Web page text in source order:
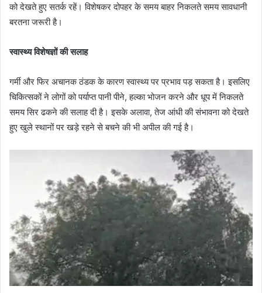
को देखते हुए सतर्क रहें। विशेषकर दोपहर के समय बाहर निकलते समय सावधानी
बरतना जरूरी है।
स्वास्थ्य विशेषज्ञों की सलाह
गर्मी और फिर अचानक ठंडक के कारण स्वास्थ्य पर प्रभाव पड़ सकता है। इसलिए
चिकित्सकों ने लोगों को पर्याप्त पानी पीने, हल्का भोजन करने और धूप में निकलते
समय सिर ढकने की सलाह दी है। इसके अलावा, तेज आंधी की संभावना को देखते
हुए खुले स्थानों पर खड़े रहने से बचने की भी अपील की गई है।